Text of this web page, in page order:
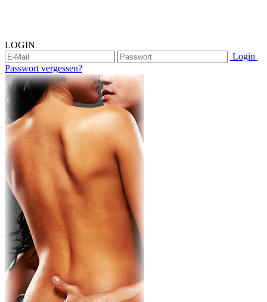
LOGIN
Login
Passwort vergessen?